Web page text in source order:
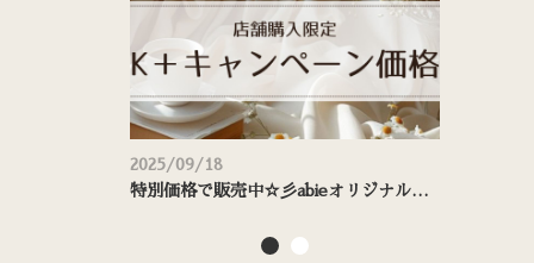
2025/09/18
特別価格で販売中☆彡abieオリジナルシャンプー＆トリートメント